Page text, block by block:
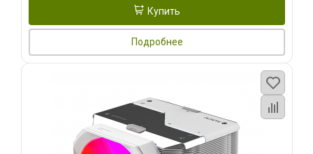
Купить
Подробнее